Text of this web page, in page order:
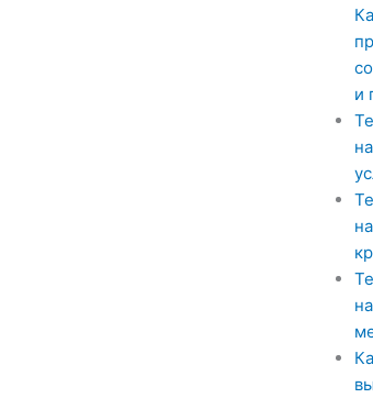
и
на
на
на